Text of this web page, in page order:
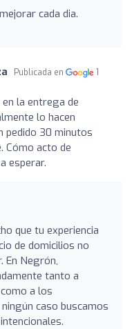
cada dia.
Publicada en
1
la entrega de
lo hacen
pedido 30 minutos
Cómo acto de
esperar.
que tu experiencia
de domicilios no
En Negrón,
tanto a
a los
caso buscamos